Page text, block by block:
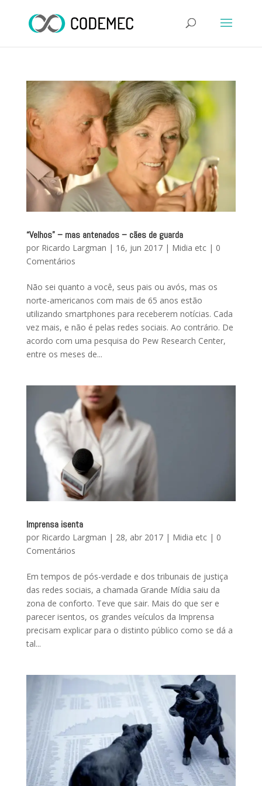
“Velhos” – mas antenados – cães de guarda
por Ricardo Largman | 16, jun 2017| Midia etc| 0
Comentários
Não sei quanto a você, seus pais ou avós, mas os
norte-americanos com mais de 65 anos estão
utilizando smartphones para receberem notícias. Cada
vez mais, e não é pelas redes sociais. Ao contrário. De
acordo com uma pesquisa do Pew Research Center,
entre os meses de...
Imprensa isenta
por Ricardo Largman | 28, abr 2017| Midia etc| 0
Comentários
Em tempos de pós-verdade e dos tribunais de justiça
das redes sociais, a chamada Grande Mídia saiu da
zona de conforto. Teve que sair. Mais do que ser e
parecer isentos, os grandes veículos da Imprensa
precisam explicar para o distinto público como se dá a
tal...